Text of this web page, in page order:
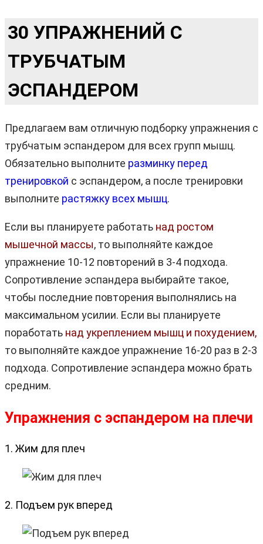
30 УПРАЖНЕНИЙ С
ТРУБЧАТЫМ
ЭСПАНДЕРОМ
Предлагаем вам отличную подборку упражнения с
трубчатым эспандером для всех групп мышц.
Обязательно выполните разминку перед
тренировкой с эспандером, а после тренировки
выполните растяжку всех мышц.
Если вы планируете работать над ростом
мышечной массы, то выполняйте каждое
упражнение 10-12 повторений в 3-4 подхода.
Сопротивление эспандера выбирайте такое,
чтобы последние повторения выполнялись на
максимальном усилии. Если вы планируете
поработать над укреплением мышц и похудением,
то выполняйте каждое упражнение 16-20 раз в 2-3
подхода. Сопротивление эспандера можно брать
средним.
Упражнения с эспандером на плечи
1. Жим для плеч
2. Подъем рук вперед